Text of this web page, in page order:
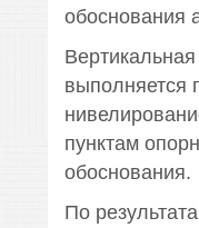
обоснования
выполняется
пунктам
обоснования.
По